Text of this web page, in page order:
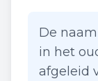
De naam
in het
afgeleid